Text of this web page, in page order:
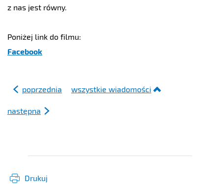
z nas jest równy.
Poniżej link do filmu:
Facebook
poprzednia wszystkie wiadomości
następna
Drukuj